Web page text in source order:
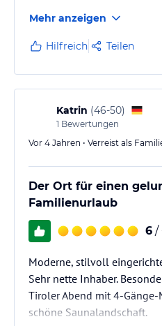
Mehr anzeigen
Hilfreich Teilen
Katrin (46-50)
1 Bewertungen
Vor 4 Jahren • Verreist als
Der Ort für einen
Familienurlaub
6 /
Moderne, stilvoll
Sehr nette Inhaber.
Tiroler Abend mit 4-
schöne Saunalandschaft.